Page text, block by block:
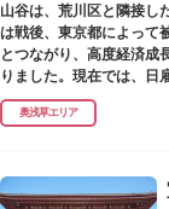
山谷は、荒川区と隣接し
は戦後、東京都によって
とつながり、高度経済成
りました。現在では、日
者に代わって、外国人の
奥浅草エリア